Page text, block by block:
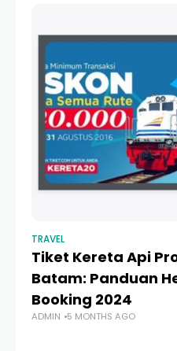
TRAVEL
Tiket Kereta Api
Batam: Panduan
Booking 2024
ADMIN 5 MONTHS AGO